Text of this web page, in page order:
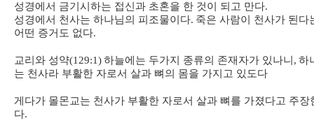
성경에서 금기시하는 접신과 초혼을 한 것이 되고 만다.
성경에서 천사는 하나님의 피조물이다. 죽은 사람이 천사가 된다
어떤 증거도 없다.
교리와 성약(129:1)하늘에는 두가지 종류의 존재자가 있나니 , 하
는 천사라 부활한 자로서 살과 뼈의 몸을 가지고 있도다
게다가 몰몬교는 천사가 부활한 자로서 살과 뼈를 가졌다고 주장
다.